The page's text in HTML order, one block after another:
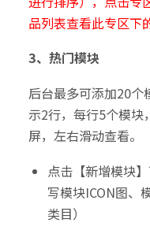
品列表查看此专区下
3、热门模块
后台最多可添加20个
示2行，每行5个模块
屏，左右滑动查看。
点击【新增模块
写模块ICON图、
类目）